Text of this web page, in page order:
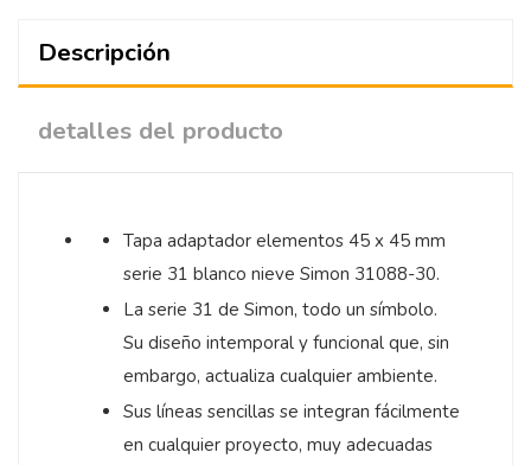
Descripción
detalles del producto
Tapa adaptador elementos 45 x 45 mm
serie 31 blanco nieve Simon 31088-30.
La serie 31 de Simon, todo un símbolo.
Su diseño intemporal y funcional que, sin
embargo, actualiza cualquier ambiente.
Sus líneas sencillas se integran fácilmente
en cualquier proyecto, muy adecuadas